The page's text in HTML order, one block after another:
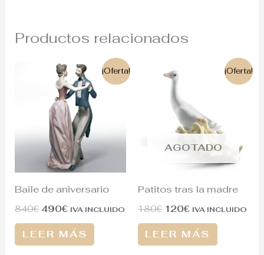
Productos relacionados
¡Oferta!
Baile de aniversario
840€
precio
original
era:
840€.
490€
El
precio
actual
es:
490€.
IVA INCLUIDO
LEER MÁS
¡Oferta!
AGOTADO
Patitos tras la madre
180€
precio
original
era:
180€.
120€
120€.
IVA INCLUIDO
LEER MÁS